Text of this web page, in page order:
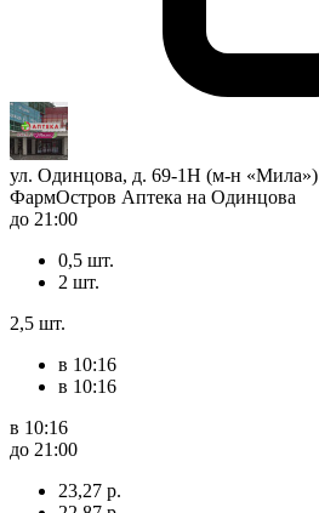
ул. Одинцова, д. 69-1Н (м-н «Мила»)
ФармОстров Аптека на Одинцова
до 21:00
0,5 шт.
2 шт.
2,5 шт.
в 10:16
в 10:16
в 10:16
до 21:00
23,27 р.